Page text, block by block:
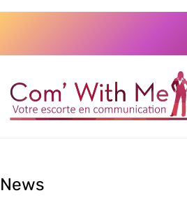
News